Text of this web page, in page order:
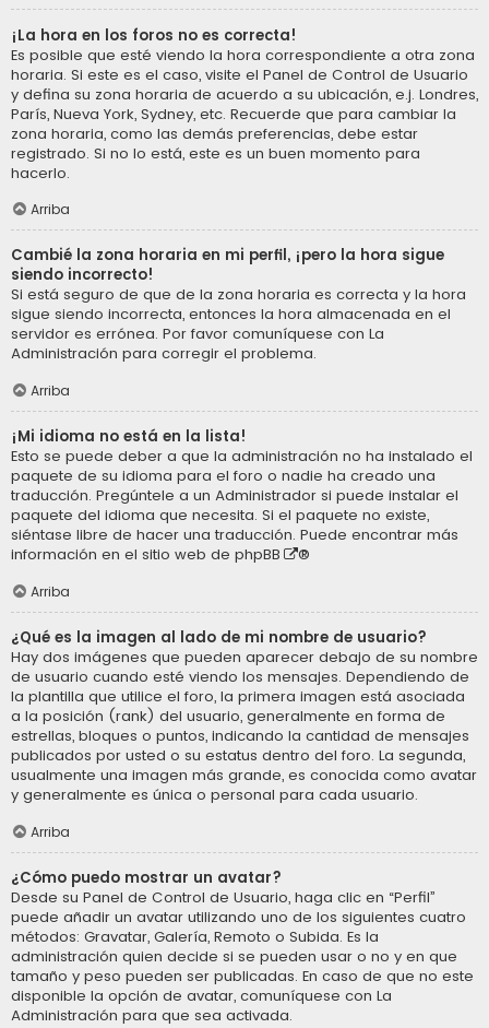
¡La hora en los foros no es correcta!
Es posible que esté viendo la hora correspondiente a otra zona
horaria. Si este es el caso, visite el Panel de Control de Usuario
y defina su zona horaria de acuerdo a su ubicación, e.j. Londres,
París, Nueva York, Sydney, etc. Recuerde que para cambiar la
zona horaria, como las demás preferencias, debe estar
registrado. Si no lo está, este es un buen momento para
hacerlo.
Arriba
Cambié la zona horaria en mi perfil, ¡pero la hora sigue
siendo incorrecto!
Si está seguro de que de la zona horaria es correcta y la hora
sigue siendo incorrecta, entonces la hora almacenada en el
servidor es errónea. Por favor comuníquese con La
Administración para corregir el problema.
Arriba
¡Mi idioma no está en la lista!
Esto se puede deber a que la administración no ha instalado el
paquete de su idioma para el foro o nadie ha creado una
traducción. Pregúntele a un Administrador si puede instalar el
paquete del idioma que necesita. Si el paquete no existe,
siéntase libre de hacer una traducción. Puede encontrar más
información en el sitio web de phpBB ®
Arriba
¿Qué es la imagen al lado de mi nombre de usuario?
Hay dos imágenes que pueden aparecer debajo de su nombre
de usuario cuando esté viendo los mensajes. Dependiendo de
la plantilla que utilice el foro, la primera imagen está asociada
a la posición (rank) del usuario, generalmente en forma de
estrellas, bloques o puntos, indicando la cantidad de mensajes
publicados por usted o su estatus dentro del foro. La segunda,
usualmente una imagen más grande, es conocida como avatar
y generalmente es única o personal para cada usuario.
Arriba
¿Cómo puedo mostrar un avatar?
Desde su Panel de Control de Usuario, haga clic en “Perfil”
puede añadir un avatar utilizando uno de los siguientes cuatro
métodos: Gravatar, Galería, Remoto o Subida. Es la
administración quien decide si se pueden usar o no y en que
tamaño y peso pueden ser publicadas. En caso de que no este
disponible la opción de avatar, comuníquese con La
Administración para que sea activada.